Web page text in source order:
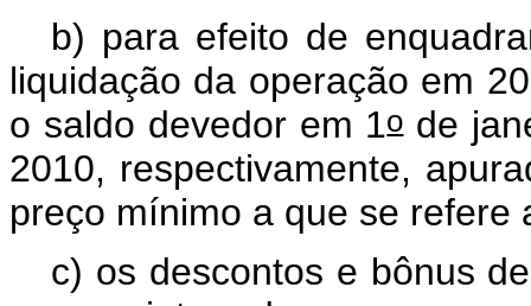
b) para efeito de
liquidação da operação em
o saldo devedor em 1ode
2010, respectivamente,
preço mínimo a que se
c) os descontos e bônus